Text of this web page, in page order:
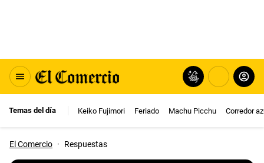
Temas del día Keiko Fujimori Feriado Machu Picchu Corredor
El Comercio · Respuestas